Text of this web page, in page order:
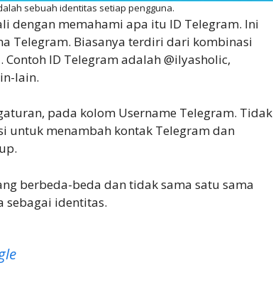
sebuah identitas setiap pengguna.
dengan memahami apa itu ID Telegram. Ini
Telegram. Biasanya terdiri dari kombinasi
ID Telegram adalah @ilyasholic,
lain.
pada kolom Username Telegram. Tidak
untuk menambah kontak Telegram dan
berbeda-beda dan tidak sama satu sama
sebagai identitas.